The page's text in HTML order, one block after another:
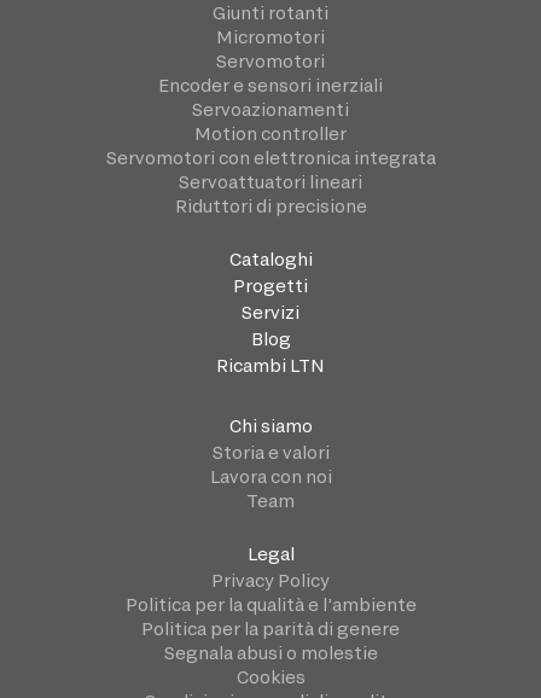
Giunti rotanti
Micromotori
Servomotori
Encoder e sensori inerziali
Servoazionamenti
Motion controller
Servomotori con elettronica integrata
Servoattuatori lineari
Riduttori di precisione
Cataloghi
Progetti
Servizi
Blog
Ricambi LTN
Chi siamo
Storia e valori
Lavora con noi
Team
Legal
Privacy Policy
Politica per la qualità e l’ambiente
Politica per la parità di genere
Segnala abusi o molestie
Cookies